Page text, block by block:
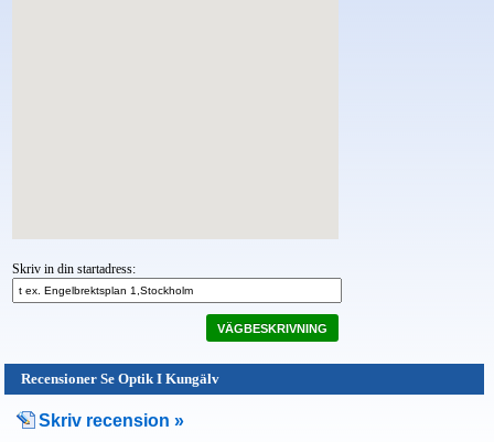
Skriv in din startadress:
VÄGBESKRIVNING
Recensioner Se Optik I Kungälv
Skriv recension »